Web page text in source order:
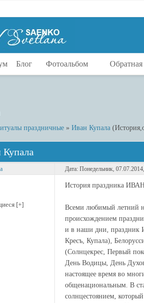
Блог Фотоальбом Обратная
праздничные » Иван Купала
Купала
Дата: Понедельник,
[+]
История праздника
Всеми любимый летний
происхождением
и в наши дни, праздник
Кресъ, Купала),
(Солнцекрес, Первый
День Водицы, День Духов
настоящее время во
общенациональным. В
солнцестоянием,